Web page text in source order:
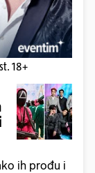
18+
ih prođu i